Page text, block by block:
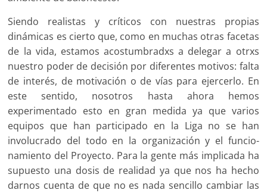
Siendo realistas y críticos con nuestras propias
dinámicas es cierto que, como en muchas otras facetas
de la vida, estamos acos­tumbradxs a delegar a otrxs
nuestro poder de decisión por diferen­tes motivos: falta
de interés, de motivación o de vías para ejercerlo. En
este sentido, nosotros hasta ahora hemos
experimentado esto en gran medida ya que varios
equipos que han participado en la Liga no se han
involucrado del todo en la organización y el funcio­
namiento del Proyecto. Para la gente más implicada ha
supuesto una dosis de realidad ya que nos ha hecho
darnos cuenta de que no es nada sencillo cambiar las